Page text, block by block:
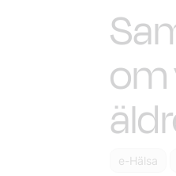
om
e-Hälsa